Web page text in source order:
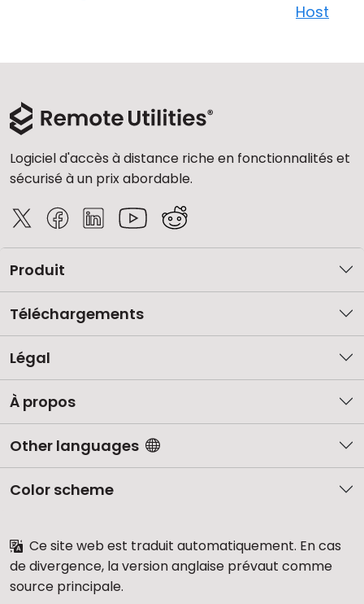
Host
Logiciel d'accès à distance riche en fonctionnalités et
sécurisé à un prix abordable.
Produit
Téléchargements
Légal
À propos
Other languages
Color scheme
Ce site web est traduit automatiquement. En cas
de divergence, la version anglaise prévaut comme
source principale.